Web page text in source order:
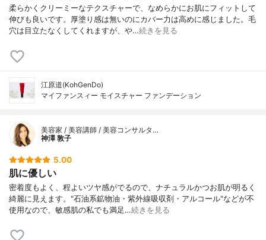
柔らかくクリーミーなテクスチャーで、なめらかにお肌にフィットして
伸びも良いです。厚塗り感は無いのにカバー力は高めに感じました。毛
穴は目立たなくしてくれますが、や…続きを見る
江原道(KohGenDo)
マイファンスィー モイスチャー ファンデーション
美容家 / 美容講師 / 美容コンサルタ…
神澤 敦子
5.00
肌に優しい
密着度もよく、程よいツヤ感がでるので、ナチュラルかつお肌が明るく
綺麗に見えます。"石油系鉱物油・紫外線吸収剤・アルコール"などが不
使用なので、敏感肌の私でも満足…続きを見る